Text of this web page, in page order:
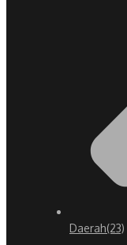
Daerah(23)